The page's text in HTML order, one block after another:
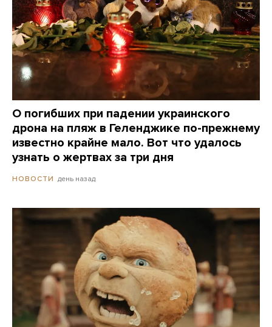
О погибших при падении украинского
дрона на пляж в Геленджике по-прежнему
известно крайне мало. Вот что удалось
узнать о жертвах за три дня
НОВОСТИ день назад